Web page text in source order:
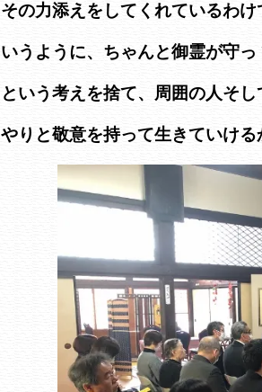
その力添えをしてくれているわ
いうように、ちゃんと御霊が守
という考えを捨て、周囲の人そ
やりと敬意を持って生きていける